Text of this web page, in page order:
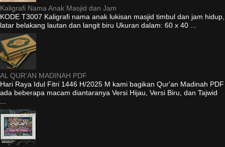
Kaligrafi Nama Anak Masjid dan Jam
KODE T3007 Kaligrafi nama anak lukisan masjid timbul dan jam hidup,
latar belakang lautan dan langit biru Ukuran dalam: 60 x 40 ...
AL QUR'AN MADINAH PDF
Hari Raya Idul Fitri 1446 H/2025 M kami bagikan Qur'an Madinah PDF
ada beberapa macam diantaranya Versi Hijau, Versi Biru, dan Tajwid